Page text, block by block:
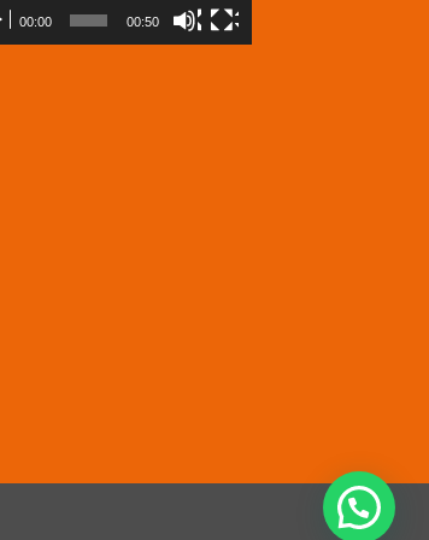
00:00 00:50